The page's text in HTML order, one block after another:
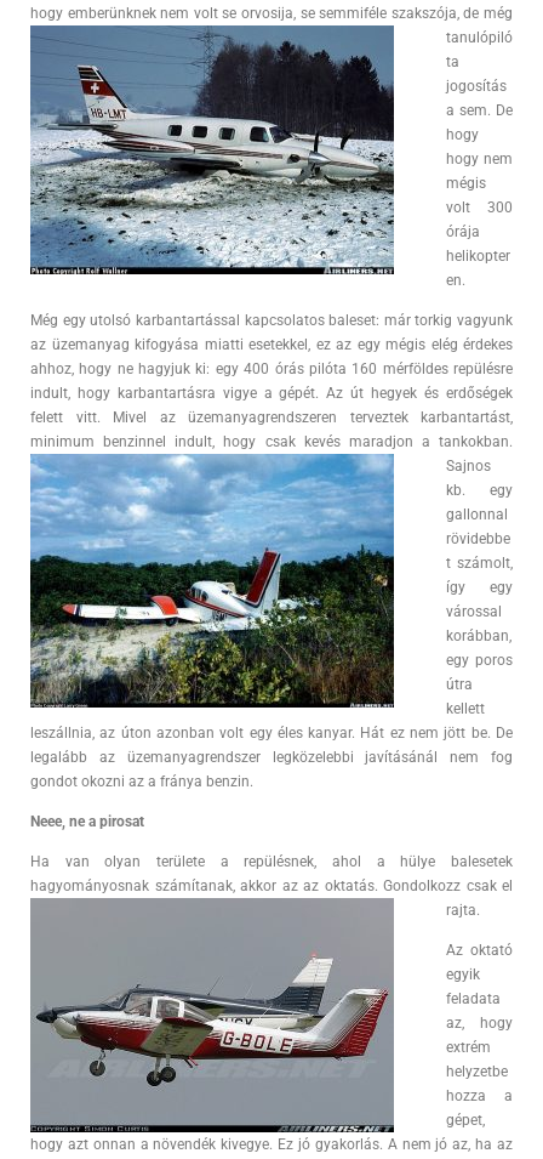
hogy emberünknek nem volt se orvosija, sesemmiféle szakszója, de még
tanulópiló
ta
jogosítás
a sem. De
hogy
hogy nem
mégis
volt 300
órája
helikopter
en.
Még egy utolsó karbantartással kapcsolatos baleset: már torkig vagyunk
az üzemanyag kifogyása miatti esetekkel, ez az egy mégis elég érdekes
ahhoz, hogy ne hagyjuk ki: egy 400 órás pilóta 160 mérföldes repülésre
indult, hogy karbantartásra vigye a gépét. Az út hegyek és erdőségek
felett vitt. Mivel az üzemanyagrendszeren terveztek karbantartást,
minimum benzinnel indult, hogy csak kevés maradjon a tankokban.
Sajnos
kb. egy
gallonnal
rövidebbe
t számolt,
így egy
várossal
korábban,
egy poros
útra
kellett
leszállnia, az úton azonban volt egy éles kanyar. Hát ez nem jött be. De
legalább az üzemanyagrendszer legközelebbi javításánál nem fog
gondot okozni az a fránya benzin.
Neee, ne a pirosat
Ha van olyan területe a repülésnek, ahol a hülye balesetek
hagyományosnak számítanak, akkor az az oktatás. Gondolkozz csak el
rajta.
Az oktató
egyik
feladata
az, hogy
extrém
helyzetbe
hozza a
gépet,
hogy azt onnan a növendék kivegye. Ez jó gyakorlás. A nem jó az, ha az